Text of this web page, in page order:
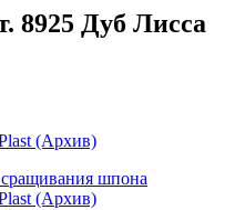
8925 Дуб Лисса
(Архив)
шпона
(Архив)